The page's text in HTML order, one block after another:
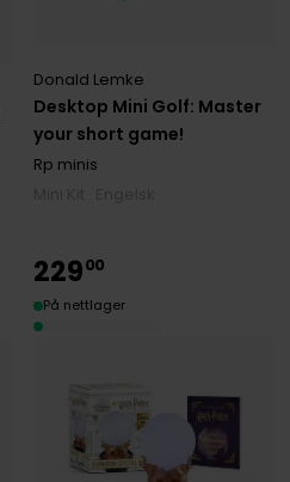
Desktop Mini Golf: Master
your short game!
Donald Lemke
Rp minis
22900
På nettlager